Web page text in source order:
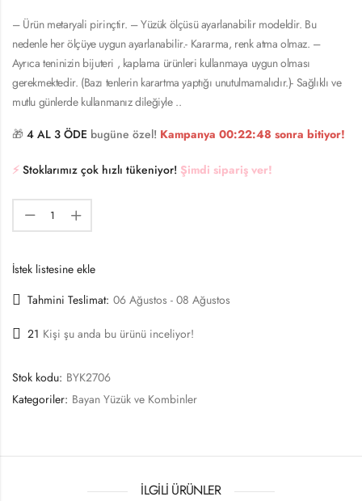
– Ürün metaryali pirinçtir. – Yüzük ölçüsü ayarlanabilir modeldir. Bu
nedenle her ölçüye uygun ayarlanabilir.- Kararma, renk atma olmaz. –
Ayrıca teninizin bijuteri , kaplama ürünleri kullanmaya uygun olması
gerekmektedir. (Bazı tenlerin karartma yaptığı unutulmamalıdır.)- Sağlıklı ve
mutlu günlerde kullanmanız dileğiyle ..
🎁 4 AL 3 ÖDE bugüne özel! Kampanya 00:22:48 sonra bitiyor!
⚡️ Stoklarımız çok hızlı tükeniyor! Şimdi sipariş ver!
İstek listesine ekle
Tahmini Teslimat: 06 Ağustos - 08 Ağustos
21 Kişi şu anda bu ürünü inceliyor!
Stok kodu: BYK2706
Kategoriler: Bayan Yüzük ve Kombinler
İLGILI ÜRÜNLER